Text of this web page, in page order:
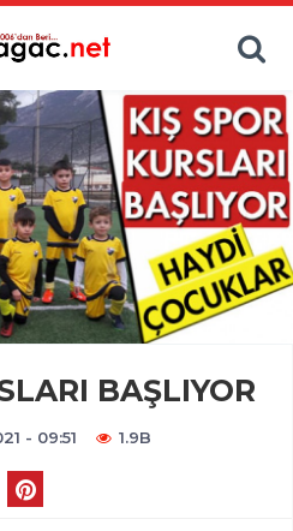
BAŞLIYOR
- 09:51 1.9B